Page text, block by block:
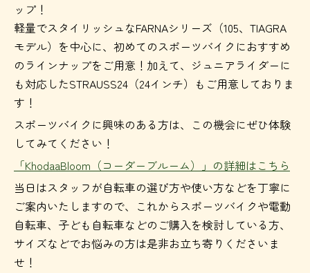
ップ！
軽量でスタイリッシュなFARNAシリーズ（105、TIAGRA
モデル）を中心に、初めてのスポーツバイクにおすすめ
のラインナップをご用意！加えて、ジュニアライダーに
も対応したSTRAUSS24（24インチ）もご用意しておりま
す！
スポーツバイクに興味のある方は、この機会にぜひ体験
してみてください！
「KhodaaBloom（コーダーブルーム）」の詳細はこちら
当日はスタッフが自転車の選び方や使い方などを丁寧に
ご案内いたしますので、これからスポーツバイクや電動
自転車、子ども自転車などのご購入を検討している方、
サイズなどでお悩みの方は是非お立ち寄りくださいま
せ！